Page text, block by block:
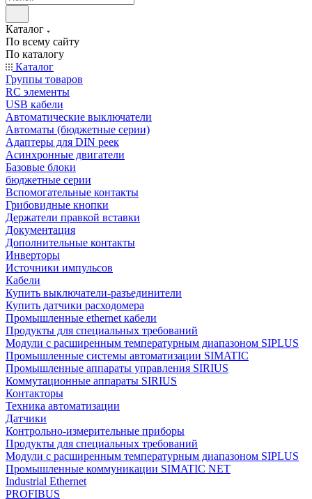
Каталог
По всему сайту
По каталогу
Каталог
Группы товаров
RC элементы
USB кабели
Автоматические выключатели
Автоматы (бюджетные серии)
Адаптеры для DIN реек
Асинхронные двигатели
Базовые блоки
бюджетные серии
Вспомогательные контакты
Грибовидные кнопки
Держатели правкой вставки
Документация
Дополнительные контакты
Инверторы
Источники импульсов
Кабели
Купить выключатели-разъединители
Купить датчики расходомера
Промышленные ethernet кабели
Продукты для специальных требований
Модули с расширенным температурным диапазоном SIPLUS
Промышленные системы автоматизации SIMATIC
Промышленные аппараты управления SIRIUS
Коммутационные аппараты SIRIUS
Контакторы
Техника автоматизации
Датчики
Контрольно-измерительные приборы
Продукты для специальных требований
Модули с расширенным температурным диапазоном SIPLUS
Промышленные коммуникации SIMATIC NET
Industrial Ethernet
PROFIBUS